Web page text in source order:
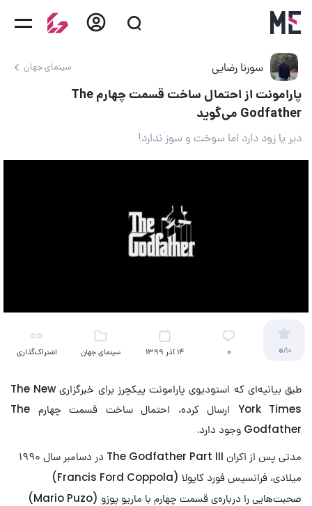
سورنا رضایی سینمای جهان
پارامونت از احتمال ساخت قسمت چهارم The
Godfather می‌گوید
دیر یا زود دارد اما سوخت و سوز ندارد!
0/10 ۰ 14 آذر 1399 سینمای جهان اشتراک‌گذاری
طبق بیانیه‌ای که استودیوی پارامونت پیکچرز برای خبرگزاری The New
York Times ارسال کرده، احتمال ساخت قسمت چهارم The
Godfather وجود دارد.
مدتی پس از اکران The Godfather Part III در دسامبر سال ۱۹۹۰
میلادی، فرانسیس فورد کاپولا (Francis Ford Coppola)
صحبت‌هایی را درباره‌ی قسمت چهارم با ماریو پوزو (Mario Puzo)